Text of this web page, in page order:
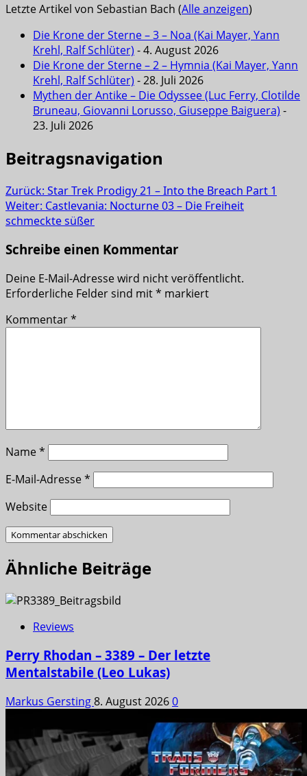
Letzte Artikel von Sebastian Bach (Alle anzeigen)
Die Krone der Sterne – 3 – Noa (Kai Mayer, Yann
Krehl, Ralf Schlüter) - 4. August 2026
Die Krone der Sterne – 2 – Hymnia (Kai Mayer, Yann
Krehl, Ralf Schlüter) - 28. Juli 2026
Mythen der Antike – Die Odyssee (Luc Ferry, Clotilde
Bruneau, Giovanni Lorusso, Giuseppe Baiguera) -
23. Juli 2026
Beitragsnavigation
Zurück: Star Trek Prodigy 21 – Into the Breach Part 1
Weiter: Castlevania: Nocturne 03 – Die Freiheit
schmeckte süßer
Schreibe einen Kommentar
Deine E-Mail-Adresse wird nicht veröffentlicht.
Erforderliche Felder sind mit* markiert
Kommentar*
Name*
E-Mail-Adresse*
Website
Ähnliche Beiträge
Reviews
Perry Rhodan – 3389 – Der letzte
Mentalstabile (Leo Lukas)
Markus Gersting8. August 20260